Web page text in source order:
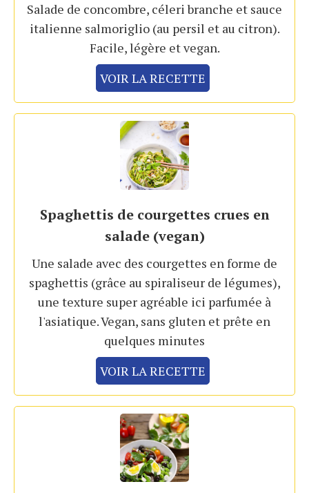
Salade de concombre, céleri branche et sauce
italienne salmoriglio (au persil et au citron).
Facile, légère et vegan.
VOIR LA RECETTE
Spaghettis de courgettes crues en
salade (vegan)
Une salade avec des courgettes en forme de
spaghettis (grâce au spiraliseur de légumes),
une texture super agréable ici parfumée à
l'asiatique. Vegan, sans gluten et prête en
quelques minutes
VOIR LA RECETTE